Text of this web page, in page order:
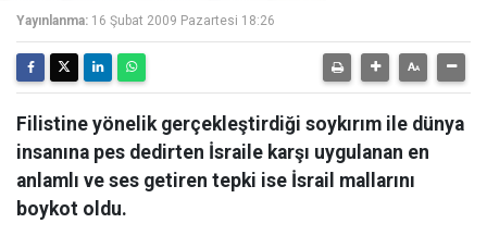
Yayınlanma: 16 Şubat 2009 Pazartesi 18:26
Filistine yönelik gerçekleştirdiği soykırım ile dünya
insanına pes dedirten İsraile karşı uygulanan en
anlamlı ve ses getiren tepki ise İsrail mallarını
boykot oldu.